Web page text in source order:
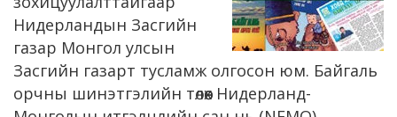
Нидерландын Засгийн
газар Монгол улсын
Засгийн газарт тусламж олгосон юм. Байгаль
орчны шинэтгэлийн төлөөх Нидерланд-